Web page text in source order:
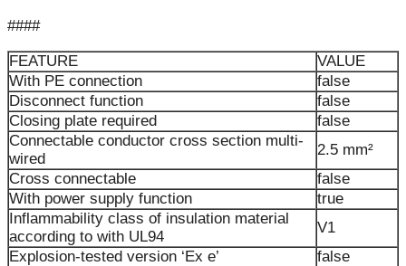
####
FEATURE
VALUE
With PE connection
false
Disconnect function
false
Closing plate required
false
Connectable conductor cross section multi-
wired
2.5 mm²
Cross connectable
false
With power supply function
true
Inflammability class of insulation material
according to with UL94
V1
Explosion-tested version ‘Ex e’
false